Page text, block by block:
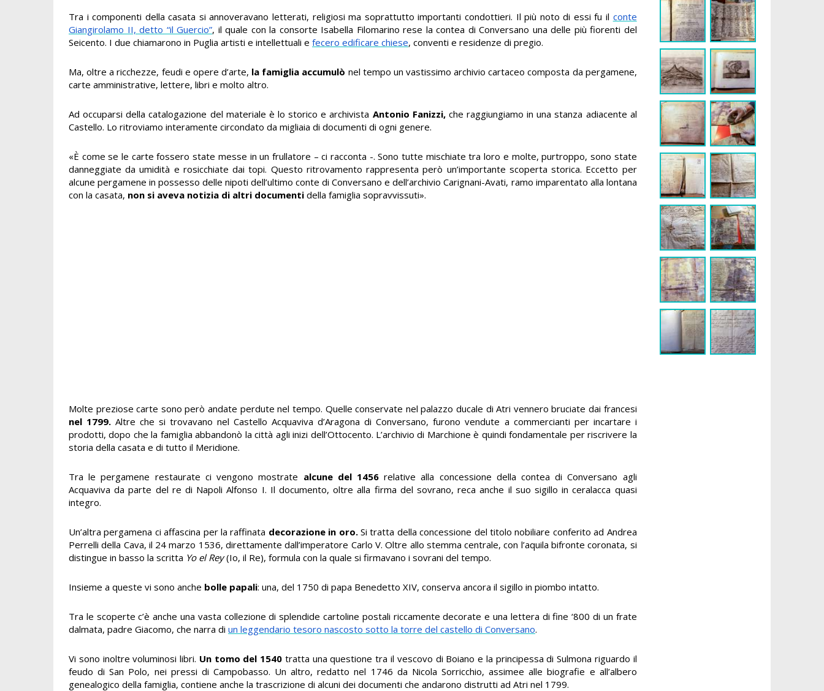
Tra i componenti della casata si annoveravano letterati, religiosi ma soprattutto importanti condottieri. Il più noto di essi fu il conte
Giangirolamo II, detto “il Guercio”, il quale con la consorte Isabella Filomarino rese la contea di Conversano una delle più fiorenti del
Seicento. I due chiamarono in Puglia artisti e intellettuali e fecero edificare chiese, conventi e residenze di pregio.
Ma, oltre a ricchezze, feudi e opere d’arte, la famiglia accumulò nel tempo un vastissimo archivio cartaceo composta da pergamene,
carte amministrative, lettere, libri e molto altro.
Ad occuparsi della catalogazione del materiale è lo storico e archivista Antonio Fanizzi,che raggiungiamo in una stanza adiacente al
Castello. Lo ritroviamo interamente circondato da migliaia di documenti di ogni genere.
«È come se le carte fossero state messe in un frullatore – ci racconta -. Sono tutte mischiate tra loro e molte, purtroppo, sono state
danneggiate da umidità e rosicchiate dai topi. Questo ritrovamento rappresenta però un’importante scoperta storica. Eccetto per
alcune pergamene in possesso delle nipoti dell’ultimo conte di Conversano e dell’archivio Carignani-Avati, ramo imparentato alla lontana
con la casata, non si aveva notizia di altri documenti della famiglia sopravvissuti».
Molte preziose carte sono però andate perdute nel tempo. Quelle conservate nel palazzo ducale di Atri vennero bruciate dai francesi
nel 1799. Altre che si trovavano nel Castello Acquaviva d’Aragona di Conversano, furono vendute a commercianti per incartare i
prodotti, dopo che la famiglia abbandonò la città agli inizi dell’Ottocento. L’archivio di Marchione è quindi fondamentale per riscrivere la
storia della casata e di tutto il Meridione.
Tra le pergamene restaurate ci vengono mostrate alcune del 1456relative alla concessione della contea di Conversano agli
Acquaviva da parte del re di Napoli Alfonso I. Il documento, oltre alla firma del sovrano, reca anche il suo sigillo in ceralacca quasi
integro.
Un’altra pergamena ci affascina per la raffinata decorazione in oro.Si tratta della concessione del titolo nobiliare conferito ad Andrea
Perrelli della Cava, il 24 marzo 1536, direttamente dall’imperatore Carlo V. Oltre allo stemma centrale, con l’aquila bifronte coronata, si
distingue in basso la scritta Yo el Rey(Io, il Re), formula con la quale si firmavano i sovrani del tempo.
Insieme a queste vi sono anche bolle papali: una, del 1750 di papa Benedetto XIV, conserva ancora il sigillo in piombo intatto.
Tra le scoperte c’è anche una vasta collezione di splendide cartoline postali riccamente decorate e una lettera di fine ‘800 di un frate
dalmata, padre Giacomo, che narra di un leggendario tesoro nascosto sotto la torre del castello di Conversano.
Vi sono inoltre voluminosi libri. Un tomo del 1540 tratta una questione tra il vescovo di Boiano e la principessa di Sulmona riguardo il
feudo di San Polo, nei pressi di Campobasso. Un altro, redatto nel 1746 da Nicola Sorricchio, assimee alle biografie e all’albero
genealogico della famiglia, contiene anche la trascrizione di alcuni dei documenti che andarono distrutti ad Atri nel 1799.